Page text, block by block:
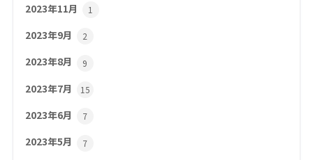
2023年11月 1
2023年9月 2
2023年8月 9
2023年7月 15
2023年6月 7
2023年5月 7